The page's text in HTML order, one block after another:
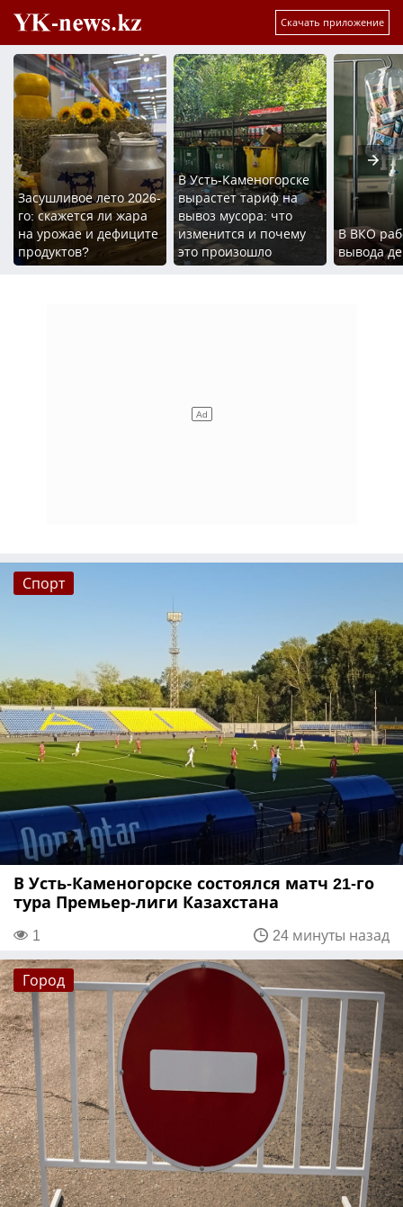
Скачать приложение
Засушливое лето 2026-
го: скажется ли жара
на урожае и дефиците
продуктов?
В Усть-Каменогорске
вырастет тариф на
вывоз мусора: что
изменится и почему
это произошло
В ВКО
вывода
Спорт
В Усть-Каменогорске состоялся матч 21-го
тура Премьер-лиги Казахстана
1 24 минуты назад
Город